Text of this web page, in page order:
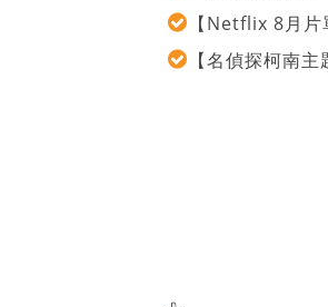
【Netflix 8月
【名偵探柯南